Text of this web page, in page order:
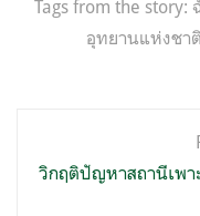
Tags from the story:
อุทยานแห่งชา
เรื่อง
วิกฤติปัญหาสถานีเพา